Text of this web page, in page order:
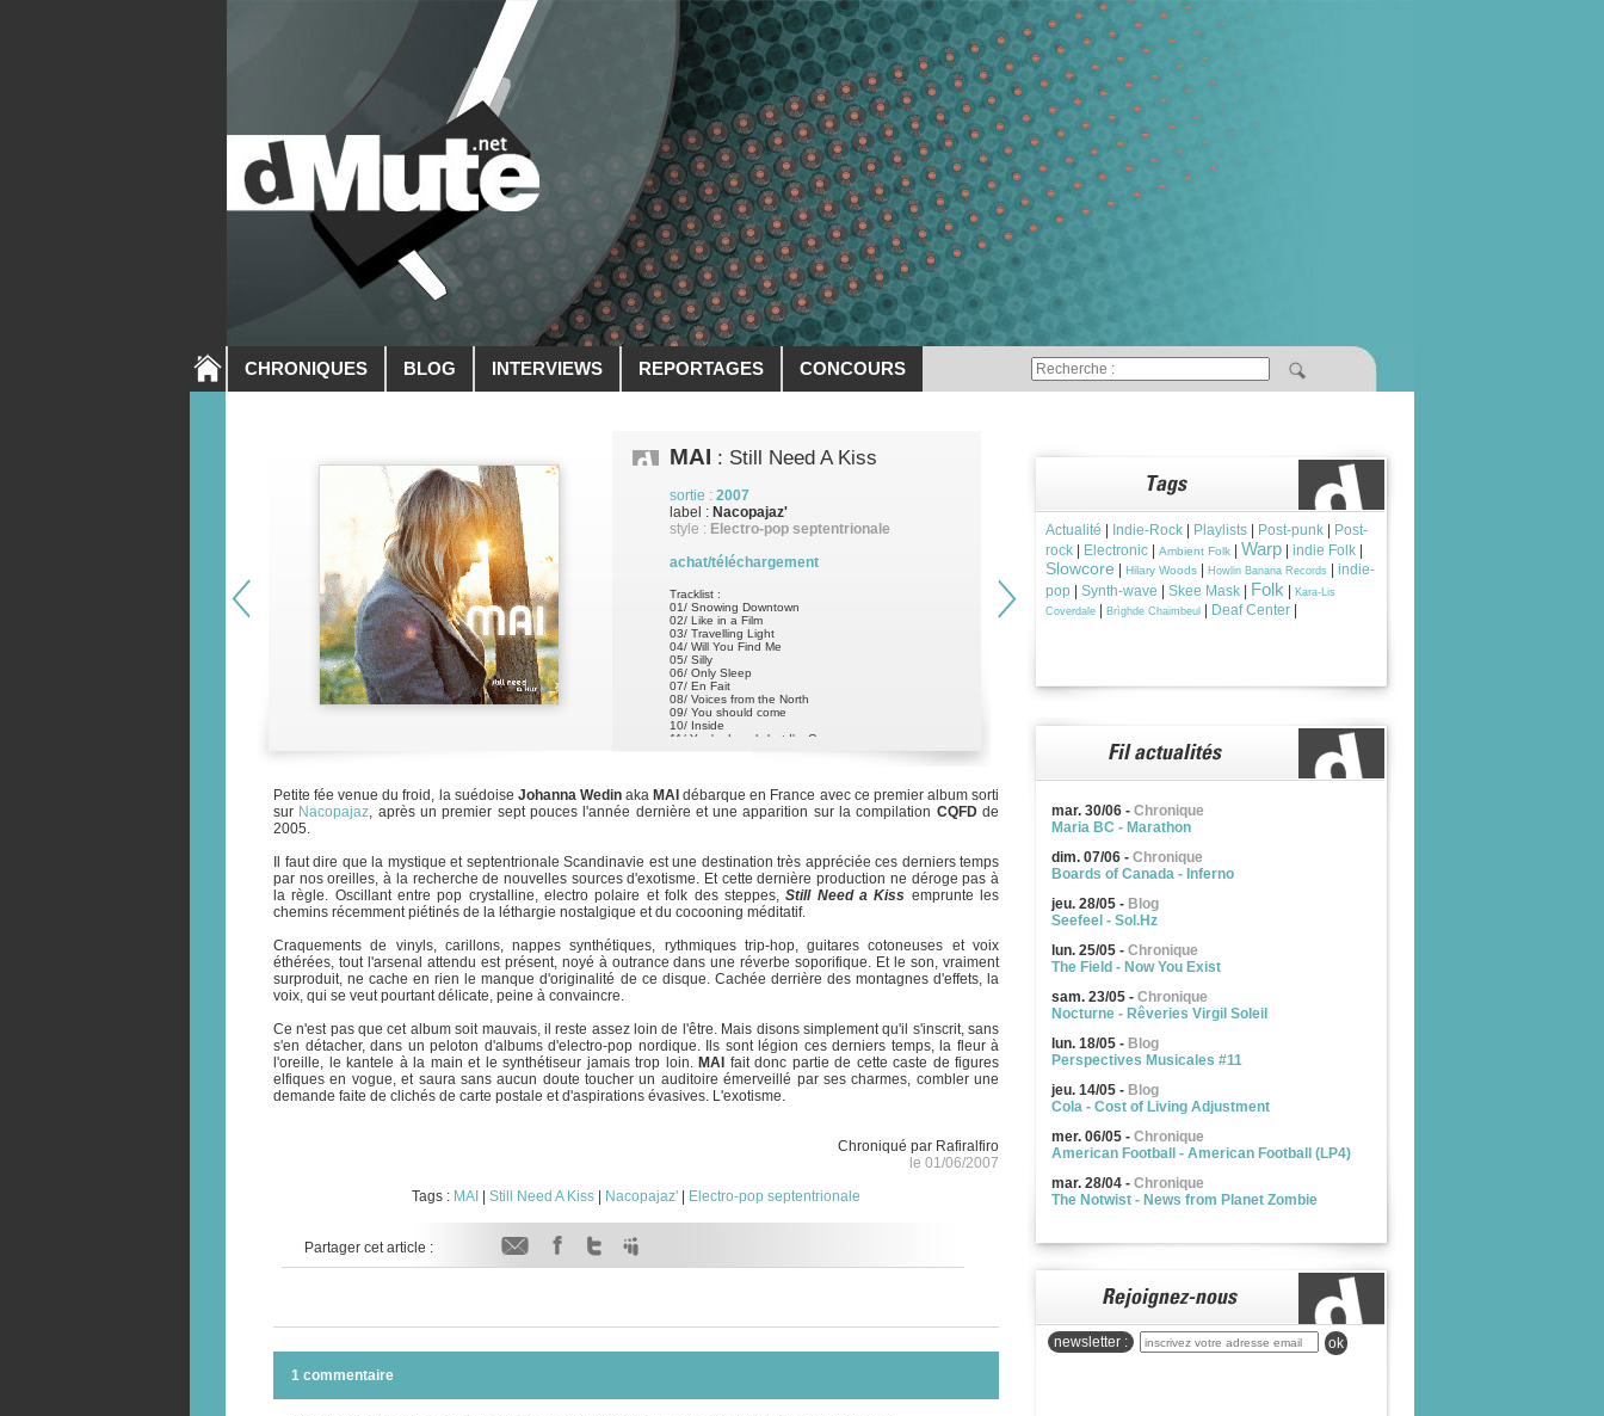
CHRONIQUES BLOG INTERVIEWS REPORTAGES CONCOURS
MAI : Still Need A Kiss
sortie : 2007
label : Nacopajaz'
style : Electro-pop septentrionale
achat/téléchargement
Tracklist :
01/ Snowing Downtown
02/ Like in a Film
03/ Travelling Light
04/ Will You Find Me
05/ Silly
06/ Only Sleep
07/ En Fait
08/ Voices from the North
09/ You should come
10/ Inside
11/ You're Lovely but I'm Gone
Petite fée venue du froid, la suédoise Johanna Wedinaka MAI débarque en France avec ce premier album sorti
sur Nacopajaz, après un premier sept pouces l'année dernière et une apparition sur la compilation CQFDde
2005.
Il faut dire que la mystique et septentrionale Scandinavie est une destination très appréciée ces derniers temps
par nos oreilles, à la recherche de nouvelles sources d'exotisme. Et cette dernière production ne déroge pas à
la règle. Oscillant entre pop crystalline, electro polaire et folk des steppes,Still Need a Kiss emprunte les
chemins récemment piétinés de la léthargie nostalgique et du cocooning méditatif.
Craquements de vinyls, carillons, nappes synthétiques, rythmiques trip-hop, guitares cotoneuses et voix
éthérées, tout l'arsenal attendu est présent, noyé à outrance dans une réverbe soporifique. Et le son, vraiment
surproduit, ne cache en rien le manque d'originalité de ce disque. Cachée derrière des montagnes d'effets, la
voix, qui se veut pourtant délicate, peine à convaincre.
Ce n'est pas que cet album soit mauvais, il reste assez loin de l'être. Mais disons simplement qu'il s'inscrit, sans
s'en détacher, dans un peloton d'albums d'electro-pop nordique. Ils sont légion ces derniers temps, la fleur à
l'oreille, le kantele à la main et le synthétiseur jamais trop loin. MAI fait donc partie de cette caste de figures
elfiques en vogue, et saura sans aucun doute toucher un auditoire émerveillé par ses charmes, combler une
demande faite de clichés de carte postale et d'aspirations évasives. L'exotisme.
Chroniqué par Rafiralfiro
le 01/06/2007
Tags : MAI Still Need A Kiss Nacopajaz' Electro-pop septentrionale
Partager cet article :
1 commentaire
Actualité Indie-Rock Playlists Post-punk
Post-
rock
Electronic Ambient Folk Warp indie Folk
Slowcore Hilary Woods Howlin Banana Records
indie-
pop
Synth-wave Skee Mask Folk
Kara-Lis
Coverdale
Brìghde Chaimbeul Deaf Center
mar. 30/06 - Chronique
Maria BC - Marathon
dim. 07/06 - Chronique
Boards of Canada - Inferno
jeu. 28/05 - Blog
Seefeel - Sol.Hz
lun. 25/05 - Chronique
The Field - Now You Exist
sam. 23/05 - Chronique
Nocturne - Rêveries Virgil Soleil
lun. 18/05 - Blog
Perspectives Musicales #11
jeu. 14/05 - Blog
Cola - Cost of Living Adjustment
mer. 06/05 - Chronique
American Football - American Football (LP4)
mar. 28/04 - Chronique
The Notwist - News from Planet Zombie
newsletter : ok